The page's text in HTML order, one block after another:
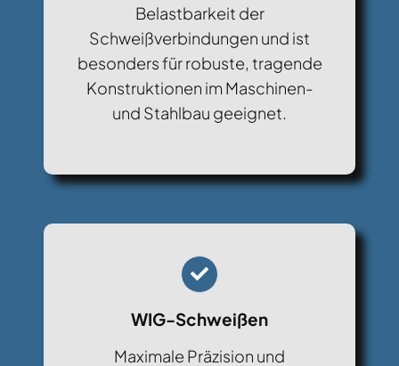
Belastbarkeit der
Schweißverbindungen und ist
besonders für robuste, tragende
Konstruktionen im Maschinen-
und Stahlbau geeignet.
WIG-Schweißen
Maximale Präzision und